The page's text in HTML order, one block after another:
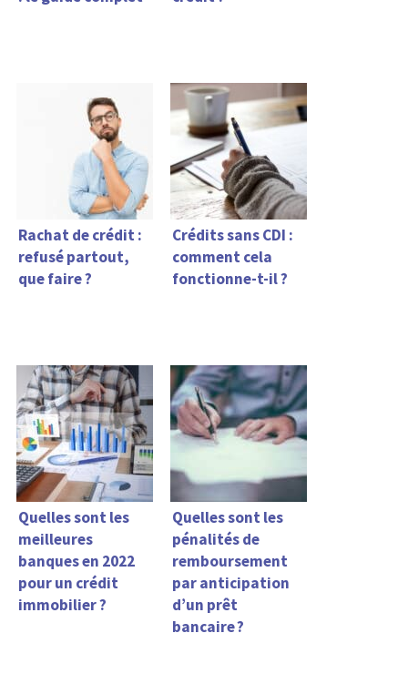
Rachat de crédit :
refusé partout,
que faire ?
Crédits sans CDI :
comment cela
fonctionne-t-il ?
Quelles sont les
meilleures
banques en 2022
pour un crédit
immobilier ?
Quelles sont les
pénalités de
remboursement
par anticipation
d’un prêt
bancaire ?